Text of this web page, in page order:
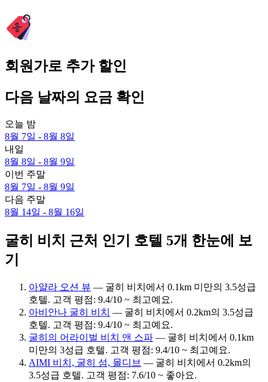
회원가로 추가 할인
다음 날짜의 요금 확인
오늘 밤
8월 7일 - 8월 8일
내일
8월 8일 - 8월 9일
이번 주말
8월 7일 - 8월 9일
다음 주말
8월 14일 - 8월 16일
굴히 비치 근처 인기 호텔 5개 한눈에 보
기
아얄라 오션 뷰 — 굴히 비치에서 0.1km 미만의 3.5성급
호텔. 고객 평점: 9.4/10 ~ 최고예요.
아비안나 굴히 비치 — 굴히 비치에서 0.2km의 3.5성급
호텔. 고객 평점: 9.4/10 ~ 최고예요.
굴히의 어라이벌 비치 앤 스파 — 굴히 비치에서 0.1km
미만의 3성급 호텔. 고객 평점: 9.4/10 ~ 최고예요.
AIMI 비치, 굴히 섬, 몰디브 — 굴히 비치에서 0.2km의
3.5성급 호텔. 고객 평점: 7.6/10 ~ 좋아요.